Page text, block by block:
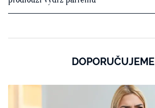
DOPORUČUJEME